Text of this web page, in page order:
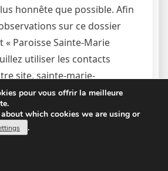
honnête que possible. Afin
sur ce dossier
Paroisse Sainte-Marie
utiliser les contacts
site. sainte-marie-
blog numérique qui
actualités publiées sur le
central est « Paroisse
». Connectez-vous sur
marie-orleans.org et nos
pour vous offrir la meilleure
which cookies we are using or
.